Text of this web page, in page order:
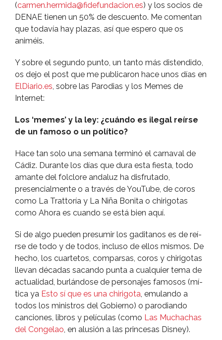
(carmen.hermida@fidefundacion.es) y los socios de
DENAE tienen un 50% de descuento. Me comentan
que todaví­a hay plazas, así­ que espero que os
animéis.
Y sobre el segundo punto, un tanto más distendido,
os dejo el post que me publicaron hace unos dí­as en
ElDiario.es, sobre las Parodias y los Memes de
Internet:
Los ‘memes’ y la ley: ¿cuándo es ilegal reí­rse
de un famoso o un polí­tico?
Hace tan solo una semana terminó el carnaval de
Cádiz. Durante los dí­as que dura esta fiesta, todo
amante del folclore andaluz ha disfrutado,
presencialmente o a través de YouTube, de coros
como La Trattorí­a y La Niña Bonita o chirigotas
como Ahora es cuando se está bien aquí­.
Si de algo pueden presumir los gaditanos es de reí­
rse de todo y de todos, incluso de ellos mismos. De
hecho, los cuartetos, comparsas, coros y chirigotas
llevan décadas sacando punta a cualquier tema de
actualidad, burlándose de personajes famosos (mí­
tica ya Esto sí­ que es una chirigota, emulando a
todos los ministros del Gobierno) o parodiando
canciones, libros y pelí­culas (como Las Muchachas
del Congelao, en alusión a las princesas Disney).